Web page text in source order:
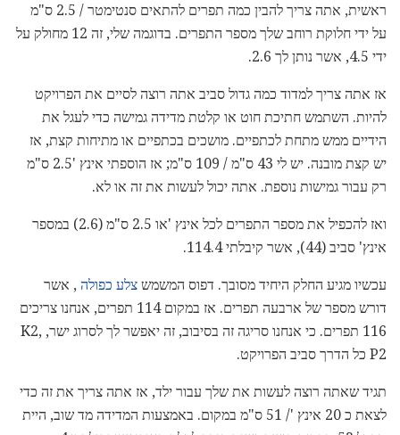
ראשית, אתה צריך להבין כמה תפרים להתאים סנטימטר / 2.5 ס"מ
על ידי חלוקת רוחב שלך מספר התפרים. בדוגמה שלי, זה 12 מחולק על
ידי 4.5, אשר נותן לך 2.6.
אז אתה צריך למדוד כמה גדול סביב אתה רוצה לסיים את הפרויקט
להיות. השתמש חתיכת חוט או קלטת מדידה גמישה כדי לעגל את
הידיים ממש מתחת לכתפיים. מושכים בכתפיים או מתיחות קצת, אז
יש קצת מובנה. יש לי 43 ס"מ / 109 ס"מ; אז הוספתי אינץ '2.5 ס"מ
רק עבור גמישות נוספת. אתה יכול לעשות את זה או לא.
ואז להכפיל את מספר התפרים לכל אינץ 'או 2.5 ס"מ (2.6) במספר
אינץ' סביב (44), אשר קיבלתי 114.4.
עכשיו מגיע החלק היחיד מסובך. דפוס המשמש צלע כפולה , אשר
דורש מספר של ארבעה תפרים. אז במקום 114 תפרים, אנחנו צריכים
116 תפרים. כי אנחנו סריגה זה בסיבוב, זה יאפשר לך לסרוג ישר, K2,
P2 כל הדרך סביב הפרויקט.
תגיד שאתה רוצה לעשות את שלך עבור ילד, אז אתה צריך את זה כדי
לצאת כ 20 אינץ '/ 51 ס"מ במקום. באמצעות המדידה מד שוב, היית